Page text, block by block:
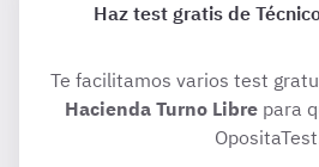
Haz test gratis de
Te facilitamos varios test
Hacienda Turno Libre para